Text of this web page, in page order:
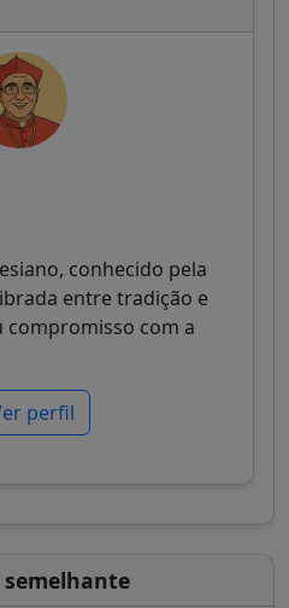
conhecido pela
entre tradição e
compromisso com a
perfil
semelhante